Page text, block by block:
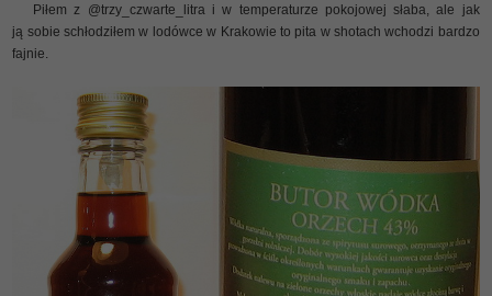
Piłem z @trzy_czwarte_litra i w temperaturze pokojowej słaba, ale jak
ją sobie schłodziłem w lodówce w Krakowie to pita w shotach wchodzi bardzo
fajnie.